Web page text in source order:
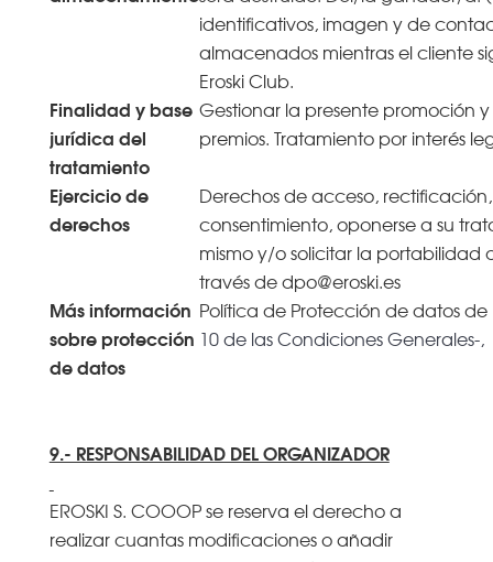
identificativos, imagen y de
almacenados mientras el cliente
Eroski Club.
Finalidad y base
jurídica del
tratamiento
Gestionar la presente promoción
premios. Tratamiento por interés
Ejercicio de
derechos
Derechos de acceso,
consentimiento, oponerse a su
mismo y/o solicitar la portabilidad
través de dpo@eroski.es
Más información
sobre protección
de datos
Política de Protección de datos de
10 de las Condiciones Generales-,
9.- RESPONSABILIDAD DEL ORGANIZADOR
EROSKI S. COOOP se reserva el derecho a
realizar cuantas modificaciones o añadir